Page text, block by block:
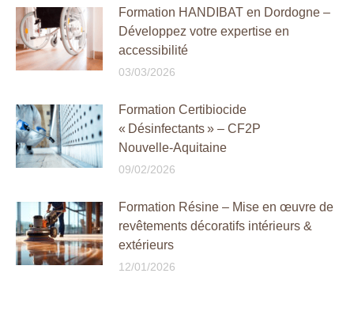
Formation HANDIBAT en Dordogne –
Développez votre expertise en
accessibilité
03/03/2026
Formation Certibiocide
« Désinfectants » – CF2P
Nouvelle‑Aquitaine
09/02/2026
Formation Résine – Mise en œuvre de
revêtements décoratifs intérieurs &
extérieurs
12/01/2026